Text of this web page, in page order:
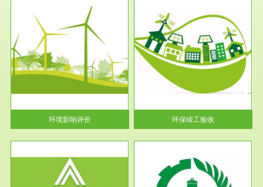
环境影响评价
服务范围
环保竣工验收
根据《建设项目环境保护管理条
例》第十七条 编制环境影响报
告书、...
环保竣工验收
服务范围